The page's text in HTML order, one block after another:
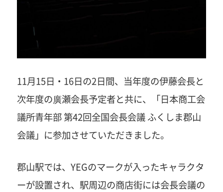
11月15日・16日の2日間、当年度の伊藤会長と
次年度の廣瀬会長予定者と共に、「日本商工会
議所青年部 第42回全国会長会議 ふくしま郡山
会議」に参加させていただきました。
郡山駅では、YEGのマークが入ったキャラクタ
ーが設置され、駅周辺の商店街には会長会議の